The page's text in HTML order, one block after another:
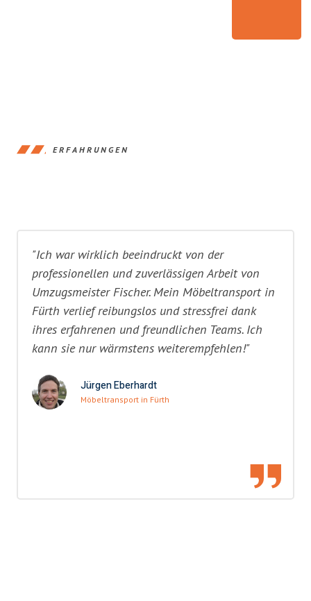
ERFAHRUNGEN
"Ich war wirklich beeindruckt von der
professionellen und zuverlässigen Arbeit von
Umzugsmeister Fischer. Mein Möbeltransport in
Fürth verlief reibungslos und stressfrei dank
ihres erfahrenen und freundlichen Teams. Ich
kann sie nur wärmstens weiterempfehlen!"
Jürgen Eberhardt
Möbeltransport in Fürth